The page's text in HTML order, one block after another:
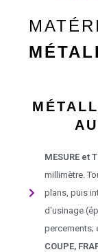
MESURE et
millimètre.
plans, puis
d'usinage
percements;
COUPE,